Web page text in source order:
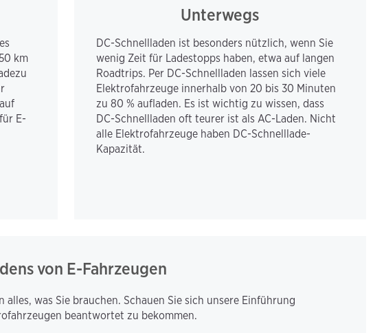
km
E-
Unterwegs
DC-Schnellladen ist besonders nützlich, wenn Sie
wenig Zeit für Ladestopps haben, etwa auf langen
Roadtrips. Per DC-Schnellladen lassen sich viele
Elektrofahrzeuge innerhalb von 20 bis 30 Minuten
zu 80 % aufladen. Es ist wichtig zu wissen, dass
DC-Schnellladen oft teurer ist als AC-Laden. Nicht
alle Elektrofahrzeuge haben DC-Schnelllade-
Kapazität.
von E-Fahrzeugen
was Sie brauchen. Schauen Sie sich unsere Einführung
beantwortet zu bekommen.